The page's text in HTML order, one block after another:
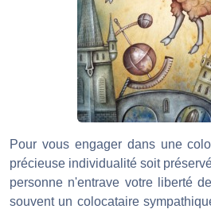
Pour vous engager dans une
précieuse individualité soit
personne n'entrave votre liberté
souvent un colocataire